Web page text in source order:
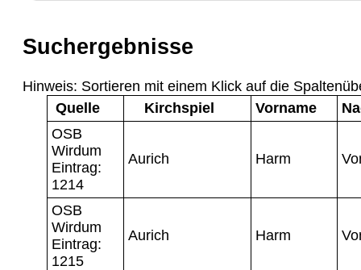
Suchergebnisse
Hinweis: Sortieren mit einem Klick auf die
Quelle
Kirchspiel Vorname
OSB
Wirdum
Eintrag:
1214
Aurich Harm
OSB
Wirdum
Eintrag:
1215
Aurich Harm